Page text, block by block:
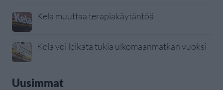
Kela muuttaa terapiakäytäntöä
Kela voi leikata tukia ulkomaanmatkan vuoksi
Uusimmat